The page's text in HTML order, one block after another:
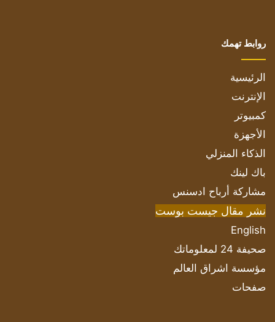
روابط تهمك
الرئيسية
الإنترنت
كمبيوتر
الأجهزة
الذكاء المنزلي
باك لينك
مشاركة أرباح ادسنس
نشر مقال جيست بوست
English
صحيفة 24 لمعلوماتك
مؤسسة اشراق العالم
صفحات